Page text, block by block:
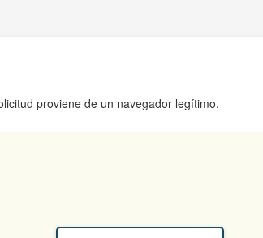
proviene de un navegador legítimo.